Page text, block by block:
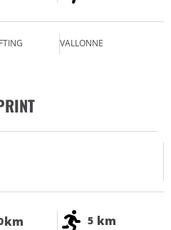
VALLONNE
km 5 km